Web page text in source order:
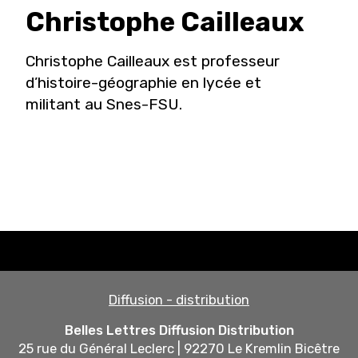
Christophe Cailleaux
Christophe Cailleaux est professeur
d’histoire-géographie en lycée et
militant au Snes-FSU.
Diffusion - distribution
Belles Lettres Diffusion Distribution
25 rue du Général Leclerc | 92270 Le Kremlin Bicêtre